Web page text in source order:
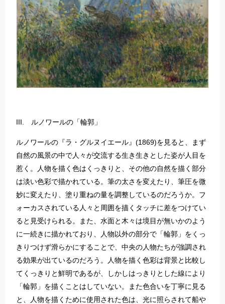
III. ルノワールの「輪郭」
ルノワールの『ラ・グルヌイエール』(1869)を見ると、まず
自然の風景の中で人々が交流する生き生きとした姿が人目を
惹く。人物を描く色はくっきりと、その他の自然を描く部分
は淡い色彩で描かれている。筆の太さを変えたり、筆圧を微
妙に変えたり、塗り重ねの量を調整しているのだろうか。フ
ォーカスされている人々と周囲を描くタッチに差をつけてい
ると見受けられる。また、水面と木々は境目が無いかのよう
に一続きに描かれており、人物以外の部分で「輪郭」をくっ
きりつけず滑らかにすることで、中央の人物たちが強調され
る効果が出ているのだろう。人物を描く色彩は背景と比較し
てくっきりと鮮明であるが、しかしはっきりとした線により
「輪郭」を描くことはしていない。また色合いを丁寧に見る
と、人物を描くために使用された色は、光に照らされて船や